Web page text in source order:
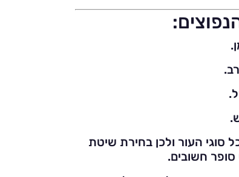
סוגי העור ולכן בחירת שיטת
חשובים.